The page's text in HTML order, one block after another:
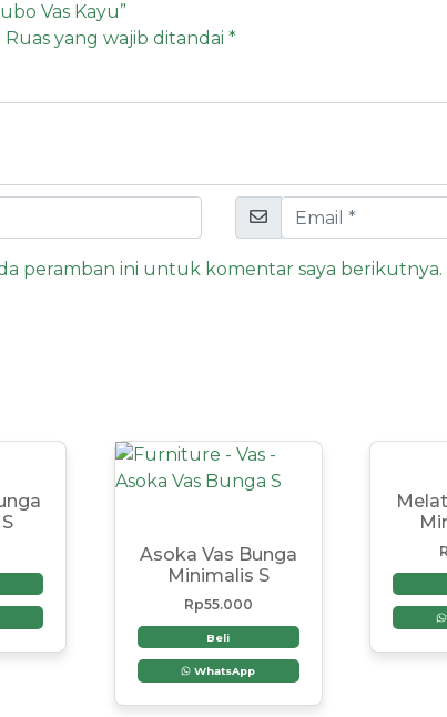
Vas Kayu”
Ruas yang wajib ditandai *
peramban ini untuk komentar saya berikutnya.
Asoka Vas Bunga
Minimalis S
Rp55.000
Beli
WhatsApp